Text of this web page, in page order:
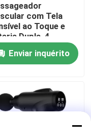
com Tela
ao Toque e
Dupla, 4
6 Modos,
de Potência,
Cinza, Azul
Enviar inquérito